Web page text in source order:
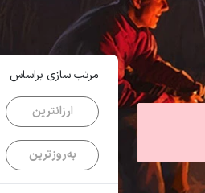
مرتب سازی براساس
ارزانترین
به‌روزترین